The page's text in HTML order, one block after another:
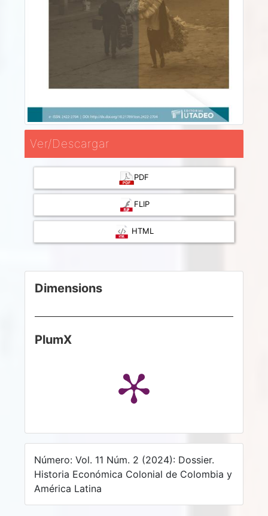
Ver/Descargar
PDF
FLIP
HTML
Dimensions
PlumX
Número: Vol. 11 Núm. 2 (2024): Dossier.
Historia Económica Colonial de Colombia y
América Latina